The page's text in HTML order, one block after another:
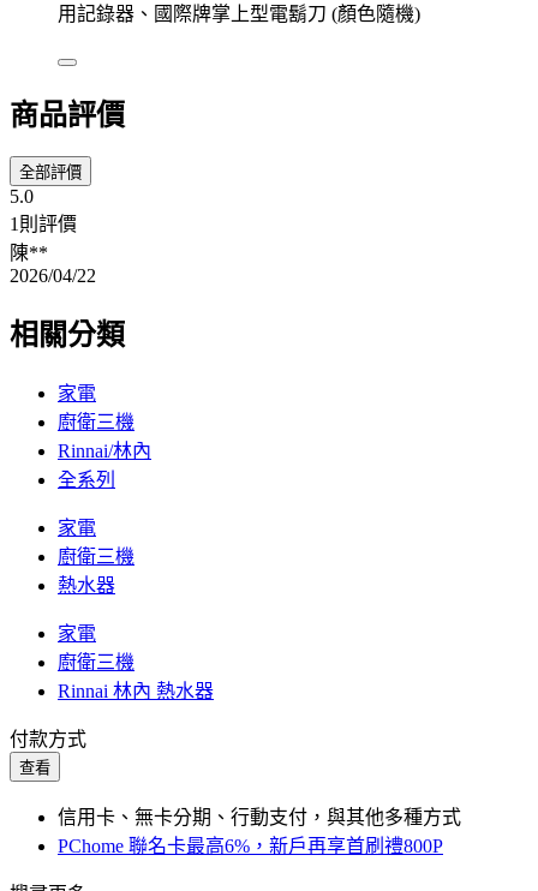
用記錄器、國際牌掌上型電鬍刀 (顏色隨機)
商品評價
全部評價
5.0
1則評價
陳**
2026/04/22
相關分類
家電
廚衛三機
Rinnai/林內
全系列
家電
廚衛三機
熱水器
家電
廚衛三機
Rinnai 林內 熱水器
付款方式
查看
信用卡、無卡分期、行動支付，與其他多種方式
PChome 聯名卡最高6%，新戶再享首刷禮800P